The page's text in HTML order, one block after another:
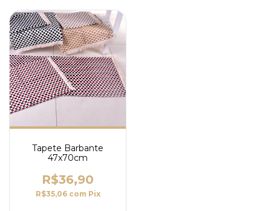
Tapete Barbante
47x70cm
R$36,90
R$35,06 com Pix